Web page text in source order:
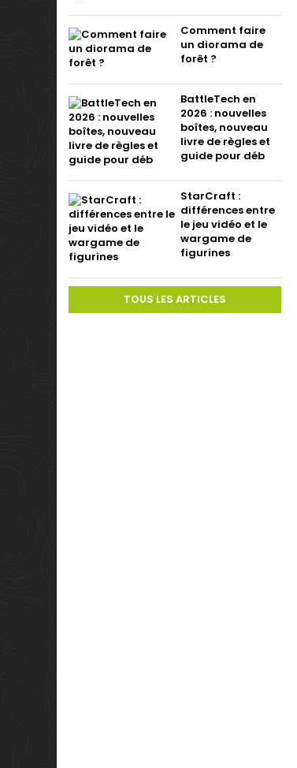
Comment faire
un diorama de
forêt ?
BattleTech en
2026 : nouvelles
boîtes, nouveau
livre de règles et
guide pour déb
StarCraft :
différences entre
le jeu vidéo et le
wargame de
figurines
TOUS LES ARTICLES